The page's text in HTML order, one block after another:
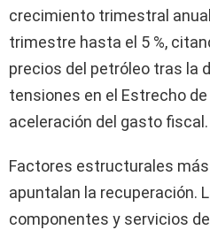
crecimiento trimestral
trimestre hasta el 5 %,
precios del petróleo tras la
tensiones en el Estrecho
aceleración del gasto fiscal.
Factores estructurales
apuntalan la recuperación.
componentes y servicios